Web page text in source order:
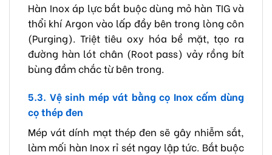
Hàn Inox áp lực bắt buộc dùng mỏ hàn TIG và
thổi khí Argon vào lấp đầy bên trong lòng côn
(Purging). Triệt tiêu oxy hóa bề mặt, tạo ra
đường hàn lót chân (Root pass) vảy rồng bít
bùng đầm chắc từ bên trong.
5.3. Vệ sinh mép vát bằng cọ Inox cấm dùng
cọ thép đen
Mép vát dính mạt thép đen sẽ gây nhiễm sắt,
làm mối hàn Inox rỉ sét ngay lập tức. Bắt buộc